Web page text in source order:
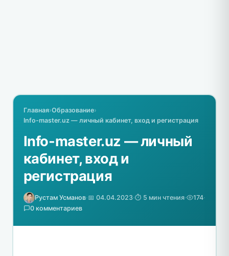
Главная›Образование›
Info-master.uz — личный кабинет, вход и регистрация
Info-master.uz — личный
кабинет, вход и
регистрация
Рустам Усманов·📅 04.04.2023·⏱️ 5 мин чтения· 174·
0 комментариев